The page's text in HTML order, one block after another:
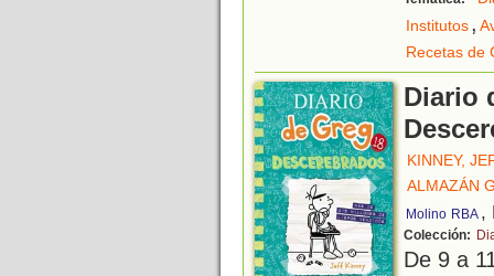
Institutos,
Recetas de
Diario
KINNEY,
ALMAZÁN
Molino RBA ,
Colección:
De 9 a